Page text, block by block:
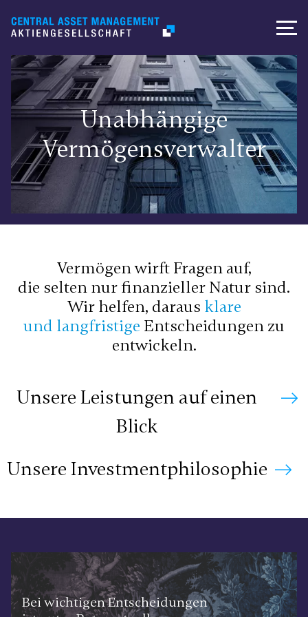
Unabhängige
Vermögensverwalter
Vermögen wirft Fragen auf,
die selten nur finanzieller Natur sind.
Wir helfen, daraus klare
und langfristige Entscheidungen zu
entwickeln.
Unsere Leistungen auf einen
Blick
Unsere Investmentphilosophie
Bei wichtigen Entscheidungen